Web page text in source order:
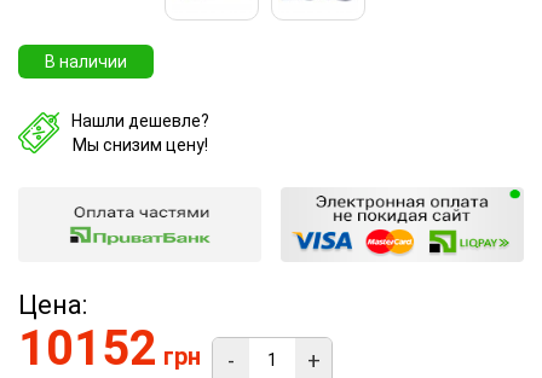
В наличии
Нашли дешевле?
Мы снизим цену!
Цена:
10152 грн - +